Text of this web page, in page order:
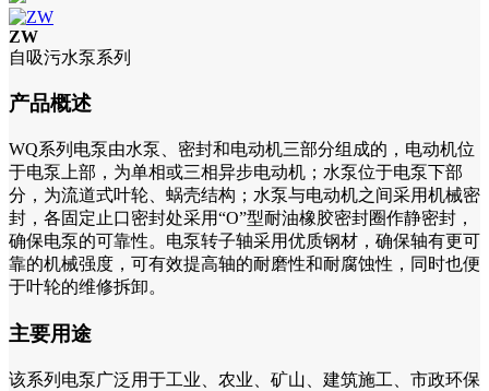
ZW
自吸污水泵系列
产品概述
WQ系列电泵由水泵、密封和电动机三部分组成的，电动机位
于电泵上部，为单相或三相异步电动机；水泵位于电泵下部
分，为流道式叶轮、蜗壳结构；水泵与电动机之间采用机械密
封，各固定止口密封处采用“O”型耐油橡胶密封圈作静密封，
确保电泵的可靠性。电泵转子轴采用优质钢材，确保轴有更可
靠的机械强度，可有效提高轴的耐磨性和耐腐蚀性，同时也便
于叶轮的维修拆卸。
主要用途
该系列电泵广泛用于工业、农业、矿山、建筑施工、市政环保